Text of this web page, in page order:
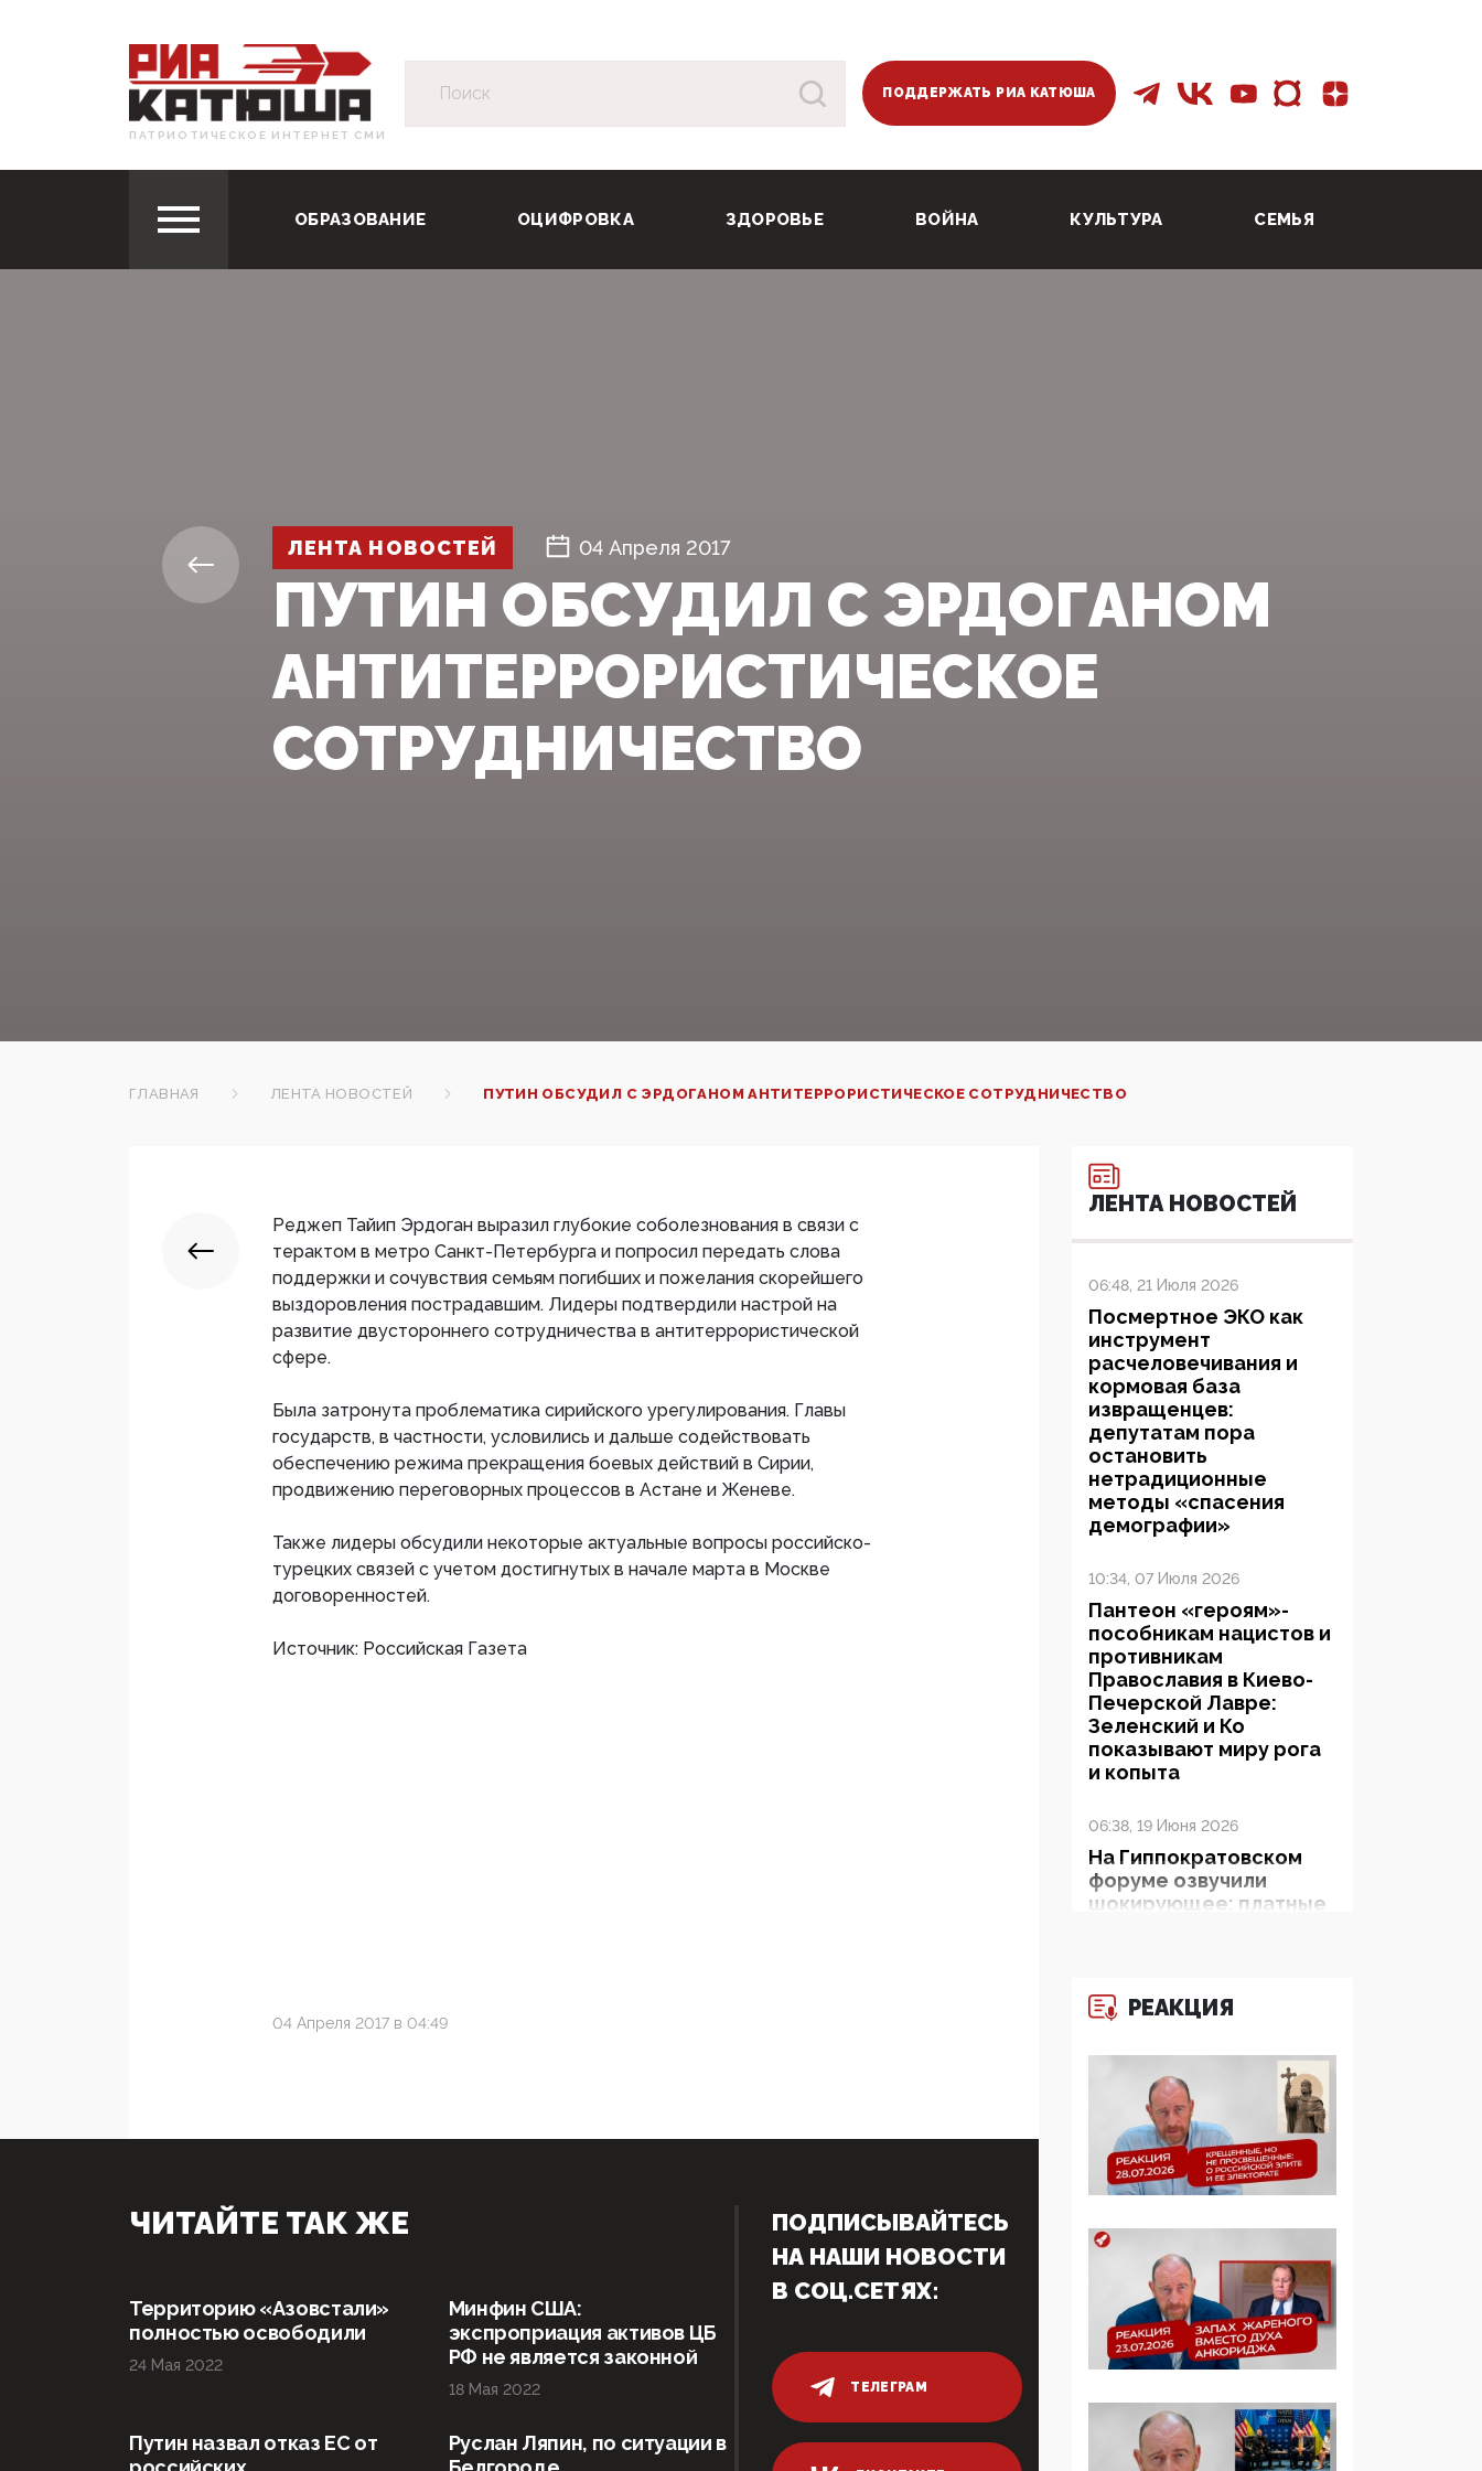
ПАТРИОТИЧЕСКОЕ ИНТЕРНЕТ СМИ
ПОДДЕРЖАТЬ РИА КАТЮША
ОБРАЗОВАНИЕ ОЦИФРОВКА ЗДОРОВЬЕ ВОЙНА КУЛЬТУРА СЕМЬЯ
ЛЕНТА НОВОСТЕЙ 04 Апреля 2017
ПУТИН ОБСУДИЛ С ЭРДОГАНОМ
АНТИТЕРРОРИСТИЧЕСКОЕ
СОТРУДНИЧЕСТВО
ГЛАВНАЯ ЛЕНТА НОВОСТЕЙ ПУТИН ОБСУДИЛ С ЭРДОГАНОМ АНТИТЕРРОРИСТИЧЕСКОЕ СОТРУДНИЧЕСТВО
Реджеп Тайип Эрдоган выразил глубокие соболезнования в связи с
терактом в метро Санкт-Петербурга и попросил передать слова
поддержки и сочувствия семьям погибших и пожелания скорейшего
выздоровления пострадавшим. Лидеры подтвердили настрой на
развитие двустороннего сотрудничества в антитеррористической
сфере.
Была затронута проблематика сирийского урегулирования. Главы
государств, в частности, условились и дальше содействовать
обеспечению режима прекращения боевых действий в Сирии,
продвижению переговорных процессов в Астане и Женеве.
Также лидеры обсудили некоторые актуальные вопросы российско-
турецких связей с учетом достигнутых в начале марта в Москве
договоренностей.
Источник: Российская Газета
04 Апреля 2017 в 04:49
ЛЕНТА НОВОСТЕЙ
06:48, 21 Июля 2026
Посмертное ЭКО как
инструмент
расчеловечивания и
кормовая база
извращенцев:
депутатам пора
остановить
нетрадиционные
методы «спасения
демографии»
10:34, 07 Июля 2026
Пантеон «героям»-
пособникам нацистов и
противникам
Православия в Киево-
Печерской Лавре:
Зеленский и Ко
показывают миру рога
и копыта
06:38, 19 Июня 2026
На Гиппократовском
форуме озвучили
шокирующее: платные
многодетные семьи
Разбор учебника
Обществознания под
редакцией Медведева:
суверенитет,
традиционные
ценности и немного
11:53, 09 Июня 2026
Прокуратура наконец
увидела
экстремистскую
деятельность ИИТО
ЮНЕСКО в России, но
цифроглобалисты
продолжают
РЕАКЦИЯ
ЧИТАЙТЕ ТАК ЖЕ
Территорию «Азовстали»
полностью освободили
24 Мая 2022
Минфин США:
экспроприация активов ЦБ
РФ не является законной
18 Мая 2022
Путин назвал отказ ЕС от
Руслан Ляпин, по ситуации в
ПОДПИСЫВАЙТЕСЬ
НА НАШИ НОВОСТИ
В СОЦ.СЕТЯХ:
ТЕЛЕГРАМ